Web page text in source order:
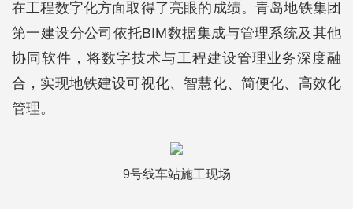
在工程数字化方面取得了亮眼的成绩。青岛地铁集团
第一建设分公司依托BIM数据集成与管理系统及其他
协同软件，将数字技术与工程建设管理业务深度融
合，实现地铁建设可视化、智慧化、简便化、高效化
管理。
9号线车站施工现场